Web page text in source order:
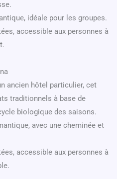
idéale pour les groupes.
accessible aux personnes à
ancien hôtel particulier, cet
traditionnels à base de
biologique des saisons.
avec une cheminée et
accessible aux personnes à